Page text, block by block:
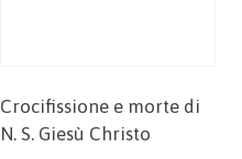
Crocifissione e morte di
N. S. Giesù Christo